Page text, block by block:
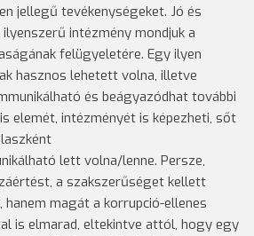
jellegű tevékenységeket. Jó és
intézmény mondjuk a
felügyeletére. Egy ilyen
hasznos lehetett volna, illetve
és beágyazódhat további
elemét, intézményét is képezheti, sőt
lett volna/lenne. Persze,
a szakszerűséget kellett
hanem magát a korrupció-ellenes
is elmarad, eltekintve attól, hogy egy